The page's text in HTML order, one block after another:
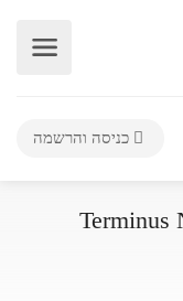
כניסה והרשמה